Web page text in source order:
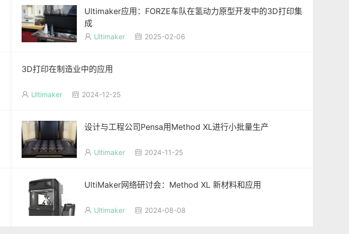
Ultimaker应用：FORZE车队在氢动力原型开发中的3D打印集
成
 Ultimaker  2025-02-06
3D打印在制造业中的应用
 Ultimaker  2024-12-25
设计与工程公司Pensa用Method XL进行小批量生产
 Ultimaker  2024-11-25
UltiMaker网络研讨会：Method XL 新材料和应用
 Ultimaker  2024-08-08